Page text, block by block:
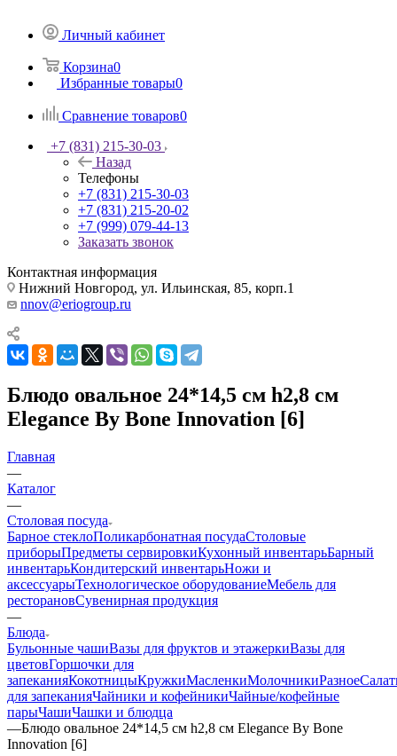
Личный кабинет
Корзина0
Избранные товары0
Сравнение товаров0
+7 (831) 215-30-03
Назад
Телефоны
+7 (831) 215-30-03
+7 (831) 215-20-02
+7 (999) 079-44-13
Заказать звонок
Контактная информация
Нижний Новгород, ул. Ильинская, 85, корп.1
nnov@eriogroup.ru
Блюдо овальное 24*14,5 см h2,8 см
Elegance By Bone Innovation [6]
Главная
—
Каталог
—
Столовая посуда
Барное стеклоПоликарбонатная посудаСтоловые
приборыПредметы сервировкиКухонный инвентарьБарный
инвентарьКондитерский инвентарьНожи и
аксессуарыТехнологическое оборудованиеМебель для
ресторановСувенирная продукция
—
Блюда
Бульонные чашиВазы для фруктов и этажеркиВазы для
цветовГоршочки для
запеканияКокотницыКружкиМасленкиМолочникиРазное
для запеканияЧайники и кофейникиЧайные/кофейные
парыЧашиЧашки и блюдца
—Блюдо овальное 24*14,5 см h2,8 см Elegance By Bone
Innovation [6]